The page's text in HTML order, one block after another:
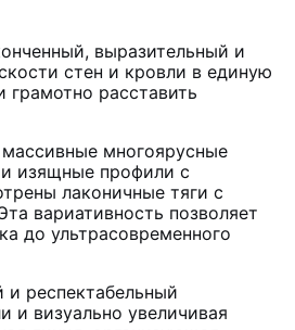
выразительный и
стен и кровли в единую
расставить
многоярусные
и изящные профили с
лаконичные тяги с
вариативность позволяет
до ультрасовременного
респектабельный
и визуально увеличивая